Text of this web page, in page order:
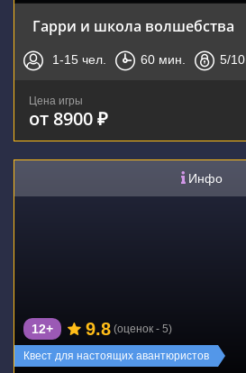
Гарри и школа волшебства
1-15 чел. 60 мин. 5/10
Цена игры
от 8900 ₽
Инфо
Квест для настоящих авантюристов
12+ 9.8 (оценок - 5)